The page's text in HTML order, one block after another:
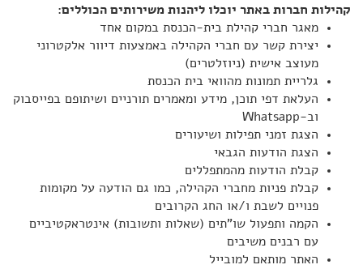
קהילות חברות באתר יוכלו ליהנות משירותים הכוללים:
מאגר חברי קהילת בית-הכנסת במקום אחד
יצירת קשר עם חברי הקהילה באמצעות דיוור אלקטרוני
מעוצב אישית (ניוזלטרים)
גלריית תמונות מהוואי בית הכנסת
העלאת דפי תוכן, מידע ומאמרים תורניים ושיתופם בפייסבוק
וב-Whatsapp
הצגת זמני תפילות ושיעורים
הצגת הודעות הגבאי
קבלת הודעות מהמתפללים
קבלת פניות מחברי הקהילה, כמו גם הודעה על מקומות
פנויים לשבת ו/או החג הקרובים
הקמה ותפעול שו"תים (שאלות ותשובות) אינטראקטיביים
עם רבנים משיבים
האתר מותאם למובייל